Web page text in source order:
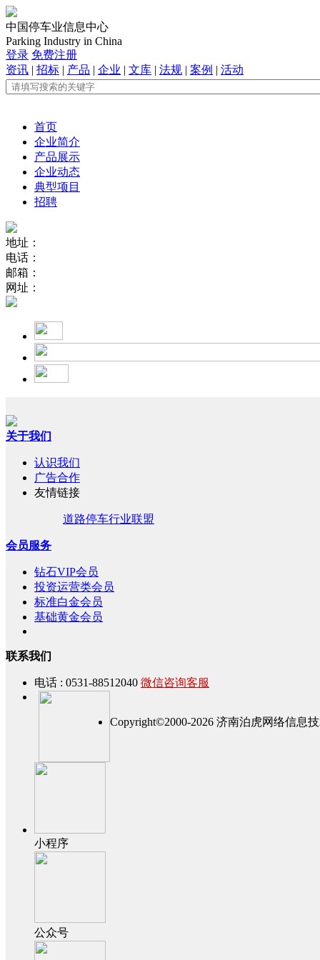
中国停车业信息中心
Parking Industry in China
登录 免费注册
资讯 | 招标 | 产品 | 企业 | 文库 | 法规 | 案例 | 活动
首页
企业简介
产品展示
企业动态
典型项目
招聘
地址：
电话：
邮箱：
网址：
关于我们
认识我们
广告合作
友情链接
道路停车行业联盟
会员服务
钻石VIP会员
投资运营类会员
标准白金会员
基础黄金会员
联系我们
电话 : 0531-88512040 微信咨询客服
Copyright©2000-2026 济南泊虎网络信息
小程序
公众号